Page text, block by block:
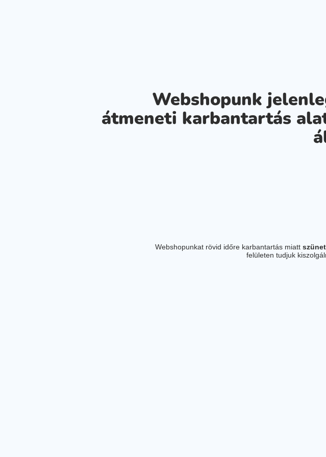
Webshopunk
átmeneti karbantartás
Webshopunkat rövid időre karbantartás miatt
felületen tudjuk